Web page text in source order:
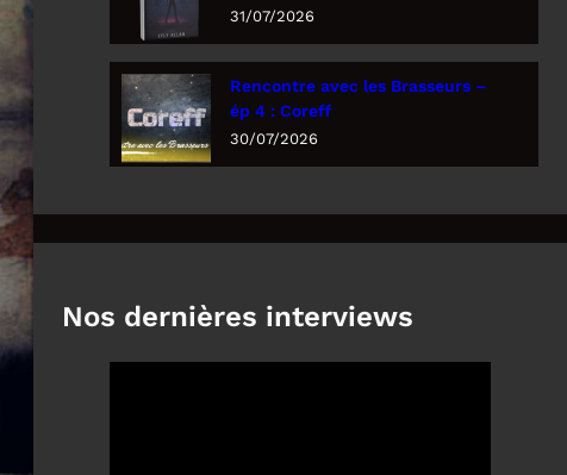
31/07/2026
Rencontre avec les Brasseurs –
ép 4 : Coreff
30/07/2026
Nos dernières interviews